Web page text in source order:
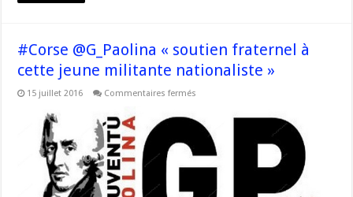
#Corse @G_Paolina « soutien fraternel à
cette jeune militante nationaliste »
15 juillet 2016 Commentaires fermés
« soutien
fraternel
cette